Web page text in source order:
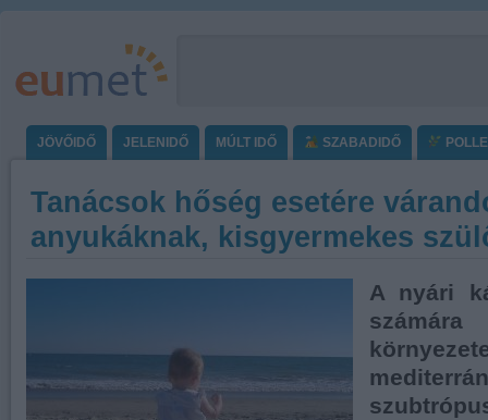
JÖVŐIDŐ JELENIDŐ MÚLT IDŐ SZABADIDŐ
Tanácsok hőség esetére
anyukáknak, kisgyermekes
A nyári